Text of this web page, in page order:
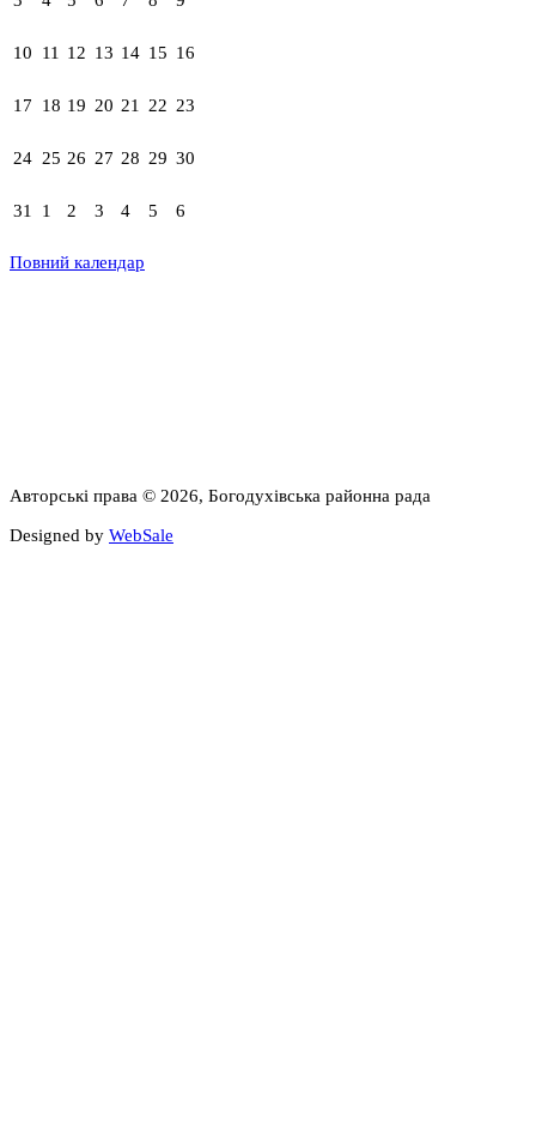
10 11 12 13 14 15 16
17 18 19 20 21 22 23
24 25 26 27 28 29 30
31 1 2 3 4 5 6
Повний календар
Авторські права © 2026, Богодухівська районна рада
Designed by WebSale